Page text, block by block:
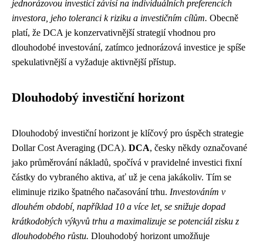
jednorázovou investicí závisí na individuálních preferencích
investora, jeho toleranci k riziku a investičním cílům. Obecně
platí, že DCA je konzervativnější strategií vhodnou pro
dlouhodobé investování, zatímco jednorázová investice je spíše
spekulativnější a vyžaduje aktivnější přístup.
Dlouhodobý investiční horizont
Dlouhodobý investiční horizont je klíčový pro úspěch strategie
Dollar Cost Averaging (DCA). DCA, česky někdy označované
jako průměrování nákladů, spočívá v pravidelné investici fixní
částky do vybraného aktiva, ať už je cena jakákoliv. Tím se
eliminuje riziko špatného načasování trhu. Investováním v
dlouhém období, například 10 a více let, se snižuje dopad
krátkodobých výkyvů trhu a maximalizuje se potenciál zisku z
dlouhodobého růstu. Dlouhodobý horizont umožňuje